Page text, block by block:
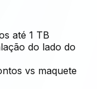
até 1 TB
do lado do
vs maquete